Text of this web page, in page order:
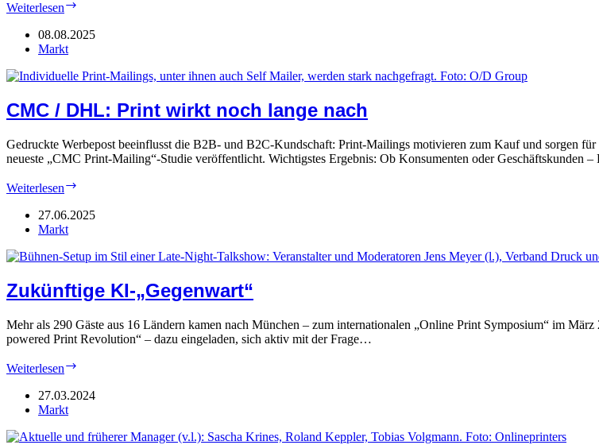
Weiterlesen
Jetzt
Dach
08.08.2025
Markt
CMC / DHL: Print wirkt noch lange nach
Gedruckte Werbepost beeinflusst die B2B- und B2C-Kundschaft: Print-Mailings motivieren zum Kauf und sorgen
neueste „CMC Print-Mailing“-Studie veröffentlicht. Wichtigstes Ergebnis: Ob Konsumenten oder Geschäftskunden
Weiterlesen
DHL:
noch
nach
27.06.2025
Markt
Zukünftige KI-„Gegenwart“
Mehr als 290 Gäste aus 16 Ländern kamen nach München – zum internationalen „Online Print Symposium“ im
powered Print Revolution“ – dazu eingeladen, sich aktiv mit der Frage…
Weiterlesen
„Gegenwart“
27.03.2024
Markt